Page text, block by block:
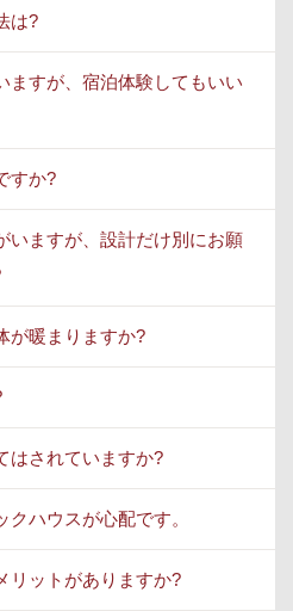
は?
ますが、宿泊体験してもいい
すか?
いますが、設計だけ別にお願
が暖まりますか?
はされていますか?
ハウスが心配です。
リットがありますか?